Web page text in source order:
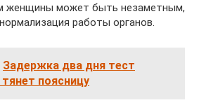
женщины может быть незаметным,
работы органов.
Задержка два дня тест
поясницу